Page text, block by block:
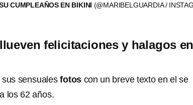
CUMPLEAÑOS EN BIKINI (@MARIBELGUARDIA /
felicitaciones y halagos
sensualesfotos con un breve texto en el se
los 62 años.